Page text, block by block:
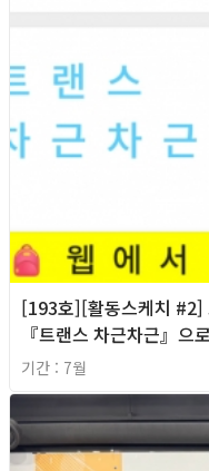
[193호][활동스케치 #2]
『트랜스 차근차근』으로
기간 : 7월